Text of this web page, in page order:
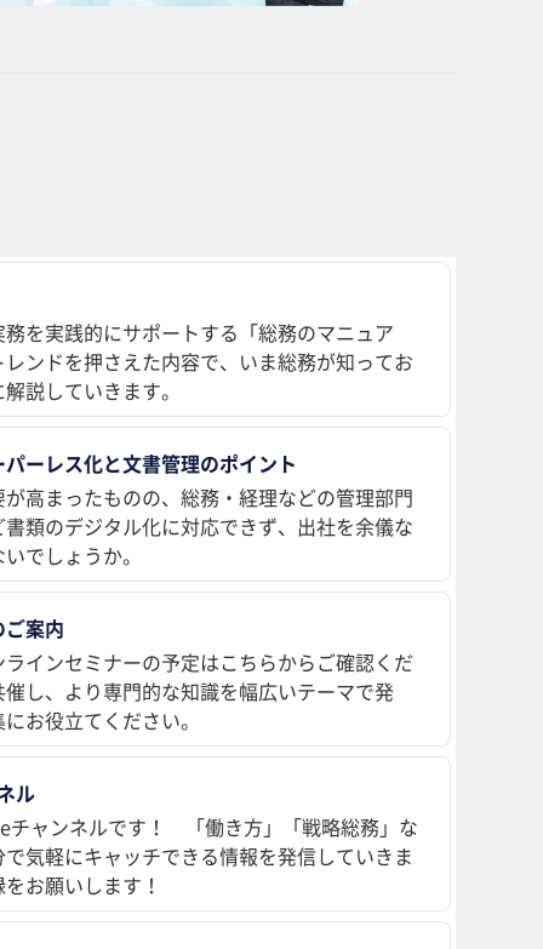
を実践的にサポートする「総務のマニュア
ンドを押さえた内容で、いま総務が知ってお
説していきます。
ーレス化と文書管理のポイント
高まったものの、総務・経理などの管理部門
類のデジタル化に対応できず、出社を余儀な
でしょうか。
案内
インセミナーの予定はこちらからご確認くだ
し、より専門的な知識を幅広いテーマで発
お役立てください。
ル
チャンネルです！ 「働き方」「戦略総務」な
気軽にキャッチできる情報を発信していきま
お願いします！